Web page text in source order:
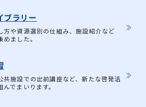
ブラリー
方や資源選別の仕組み、施設紹介など
めました。
共施設での出前講座など、新たな啓発活
んでまいります。